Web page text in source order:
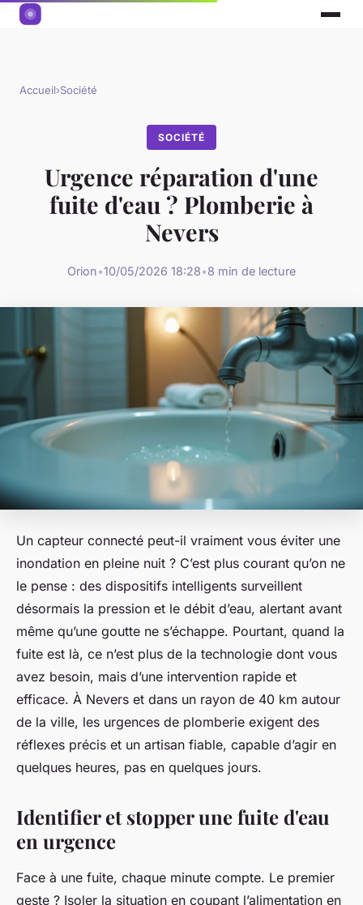
Accueil›Société
SOCIÉTÉ
Urgence réparation d'une
fuite d'eau ? Plomberie à
Nevers
Orion•10/05/2026 18:28•8 min de lecture
Un capteur connecté peut-il vraiment vous éviter une
inondation en pleine nuit ? C’est plus courant qu’on ne
le pense : des dispositifs intelligents surveillent
désormais la pression et le débit d’eau, alertant avant
même qu’une goutte ne s’échappe. Pourtant, quand la
fuite est là, ce n’est plus de la technologie dont vous
avez besoin, mais d’une intervention rapide et
efficace. À Nevers et dans un rayon de 40 km autour
de la ville, les urgences de plomberie exigent des
réflexes précis et un artisan fiable, capable d’agir en
quelques heures, pas en quelques jours.
Identifier et stopper une fuite d'eau
en urgence
Face à une fuite, chaque minute compte. Le premier
geste ? Isoler la situation en coupant l’alimentation en